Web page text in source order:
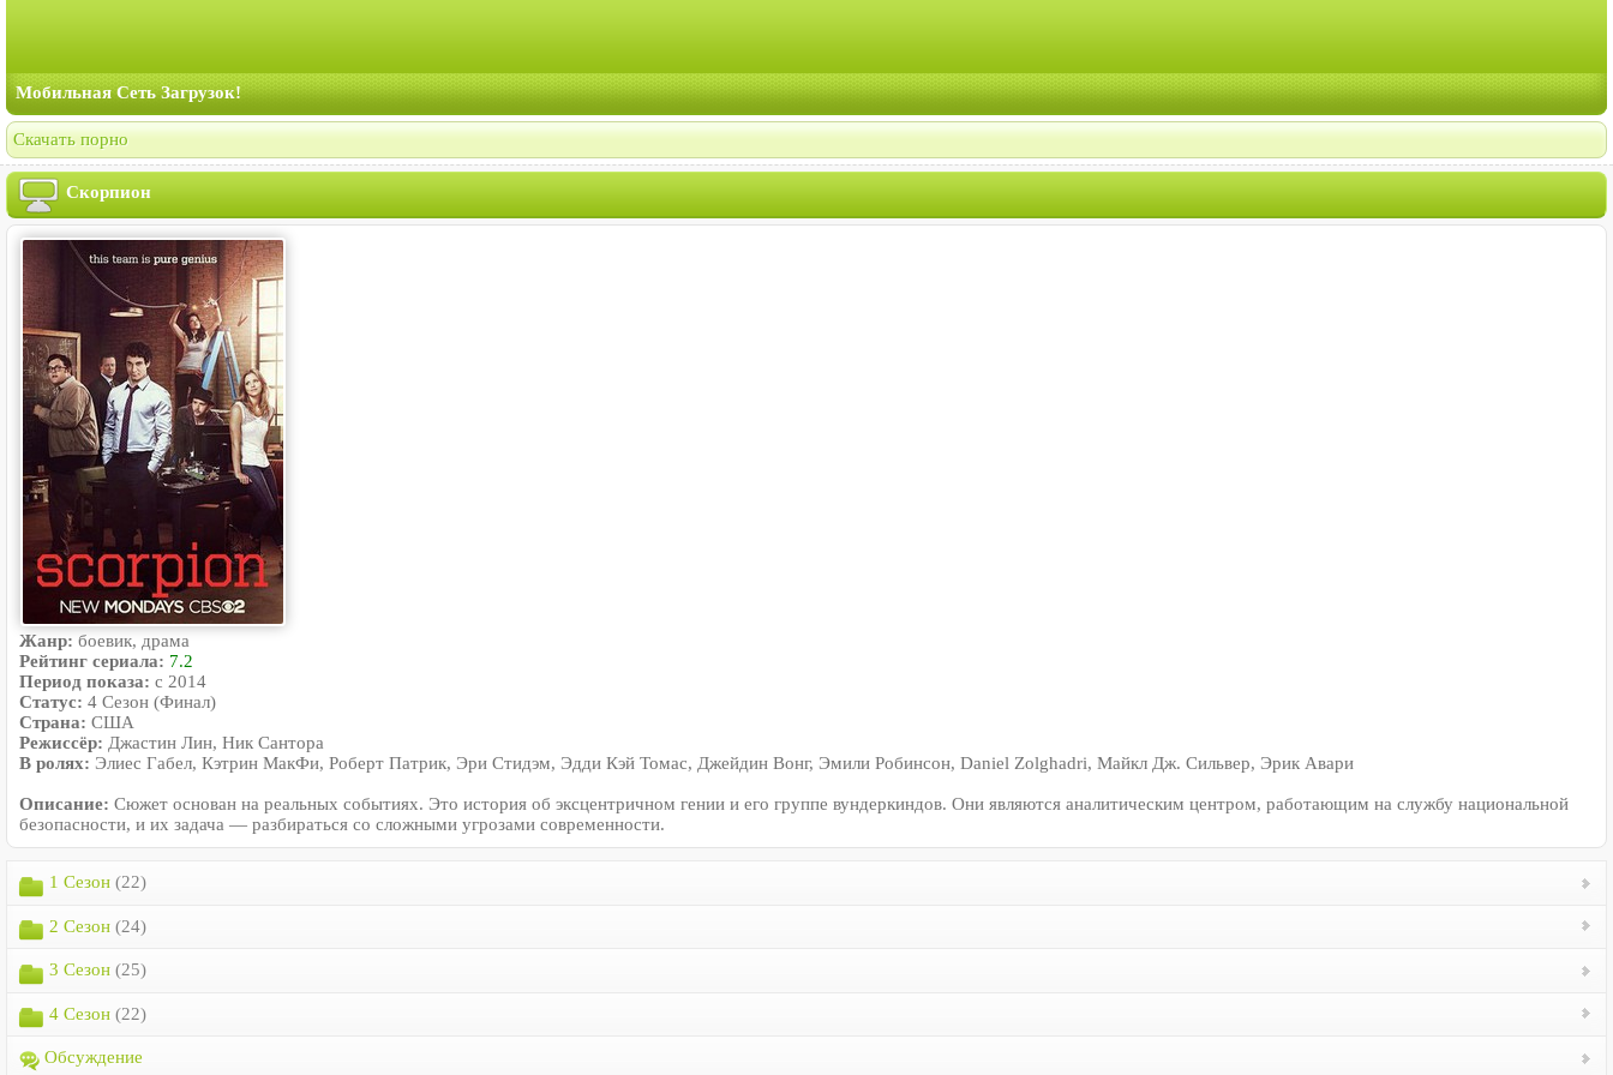
Мобильная Сеть Загрузок!
Скачать порно
Скорпион
Жанр: боевик, драма
Рейтинг сериала: 7.2
Период показа: с 2014
Статус: 4 Сезон (Финал)
Страна: США
Режиссёр: Джастин Лин, Ник Сантора
В ролях: Элиес Габел, Кэтрин МакФи, Роберт Патрик, Эри Стидэм, Эдди Кэй Томас, Джейдин Вонг, Эмили Робинсон, Daniel Zolghadri, Майкл Дж. Сильвер, Эрик Авари
Описание: Сюжет основан на реальных событиях. Это история об эксцентричном гении и его группе вундеркиндов. Они являются аналитическим центром, работающим на службу национальной
безопасности, и их задача — разбираться со сложными угрозами современности.
1 Сезон (22)
2 Сезон (24)
3 Сезон (25)
4 Сезон (22)
Обсуждение